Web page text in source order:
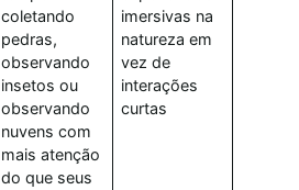
coletando
pedras,
observando
insetos ou
observando
nuvens com
mais atenção
do que seus
imersivas na
natureza em
vez de
interações
curtas